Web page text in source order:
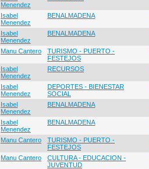
Menendez
Isabel
Menendez
BENALMADENA
Isabel
Menendez
BENALMADENA
Manu Cantero
TURISMO - PUERTO -
FESTEJOS
Isabel
Menendez
RECURSOS
Isabel
Menendez
DEPORTES - BIENESTAR
SOCIAL
Isabel
Menendez
BENALMADENA
Isabel
Menendez
BENALMADENA
Manu Cantero
TURISMO - PUERTO -
FESTEJOS
Manu Cantero
CULTURA - EDUCACION -
JUVENTUD